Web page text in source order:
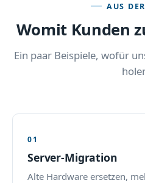
AUS
Womit Kunden
Ein paar Beispiele, wofür
01
Server-Migration
Alte Hardware ersetzen,